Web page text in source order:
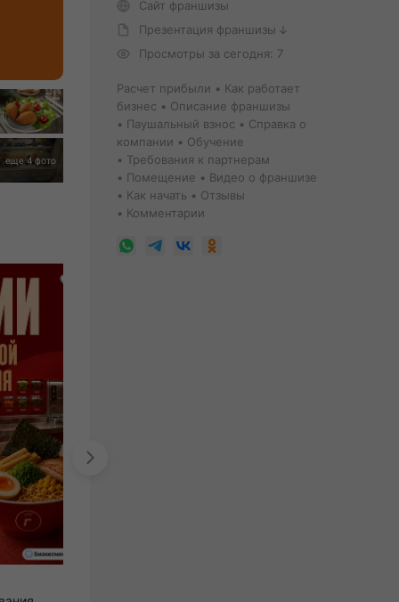
еще 4 фото
Сайт франшизы
Презентация франшизы
Просмотры за сегодня: 7
Расчет прибыли
Как работает
бизнес
Описание франшизы
Паушальный взнос
Справка о
компании
Обучение
Требования к партнерам
Помещение
Видео о франшизе
Как начать
Отзывы
Комментарии